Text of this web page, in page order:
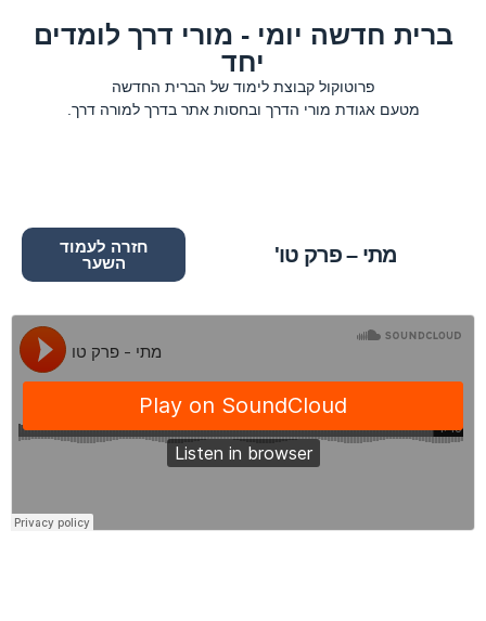
ברית חדשה יומי - מורי דרך לומדים
יחד
פרוטוקול קבוצת לימוד של הברית החדשה
מטעם אגודת מורי הדרך ובחסות אתר בדרך למורה דרך.
מתי – פרק טו'
חזרה לעמוד
השער